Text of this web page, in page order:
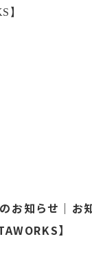
お知らせ｜お
】